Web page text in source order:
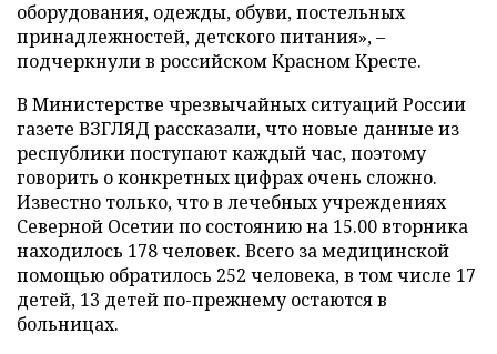
оборудования, одежды, обуви, постельных
принадлежностей, детского питания», –
подчеркнули в российском Красном Кресте.
В Министерстве чрезвычайных ситуаций России
газете ВЗГЛЯД рассказали, что новые данные из
республики поступают каждый час, поэтому
говорить о конкретных цифрах очень сложно.
Известно только, что в лечебных учреждениях
Северной Осетии по состоянию на 15.00 вторника
находилось 178 человек. Всего за медицинской
помощью обратилось 252 человека, в том числе 17
детей, 13 детей по-прежнему остаются в
больницах.